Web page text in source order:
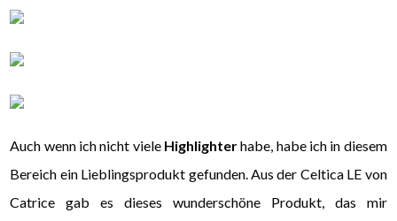
Auch wenn ich nicht viele Highlighterhabe, habe ich in diesem
Bereich ein Lieblingsprodukt gefunden. Aus der Celtica LE von
Catrice gab es dieses wunderschöne Produkt, das mir